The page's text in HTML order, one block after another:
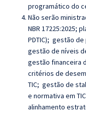
programático do
Não serão
NBR 17225:2025;
PDTIC); gestão
gestão de níveis
gestão financeira
critérios de
TIC; gestão de
e normativa em
alinhamento